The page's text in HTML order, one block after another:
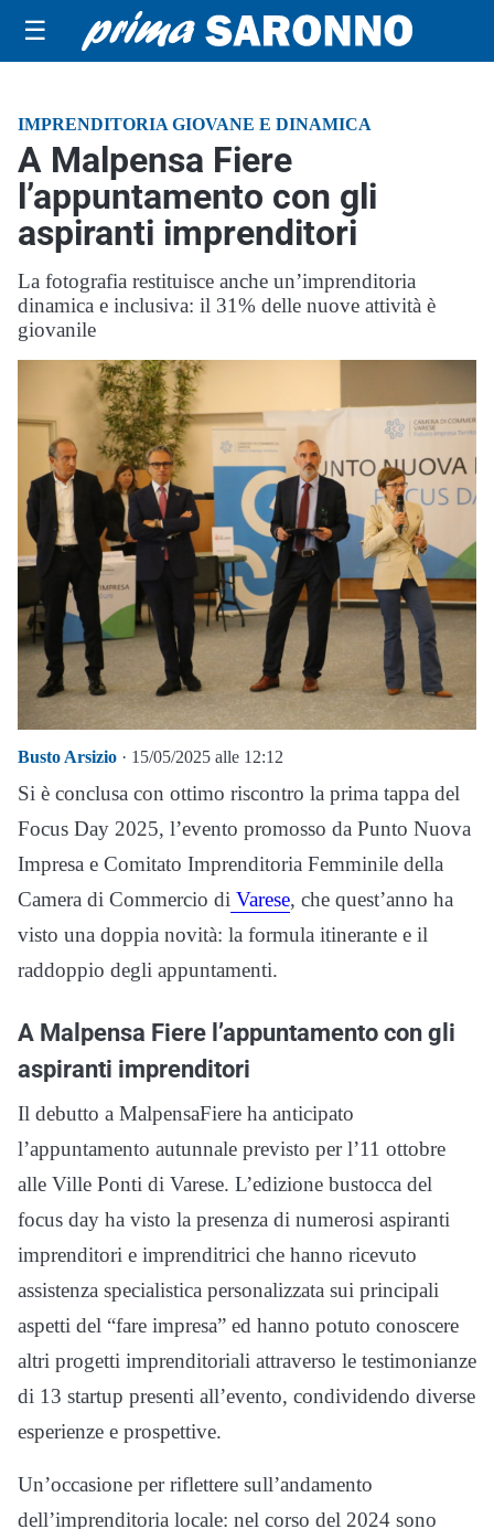
☰
IMPRENDITORIA GIOVANE E DINAMICA
A Malpensa Fiere
l’appuntamento con gli
aspiranti imprenditori
La fotografia restituisce anche un’imprenditoria
dinamica e inclusiva: il 31% delle nuove attività è
giovanile
Busto Arsizio · 15/05/2025 alle 12:12
Si è conclusa con ottimo riscontro la prima tappa del
Focus Day 2025, l’evento promosso da Punto Nuova
Impresa e Comitato Imprenditoria Femminile della
Camera di Commercio di Varese, che quest’anno ha
visto una doppia novità: la formula itinerante e il
raddoppio degli appuntamenti.
A Malpensa Fiere l’appuntamento con gli
aspiranti imprenditori
Il debutto a MalpensaFiere ha anticipato
l’appuntamento autunnale previsto per l’11 ottobre
alle Ville Ponti di Varese. L’edizione bustocca del
focus day ha visto la presenza di numerosi aspiranti
imprenditori e imprenditrici che hanno ricevuto
assistenza specialistica personalizzata sui principali
aspetti del “fare impresa” ed hanno potuto conoscere
altri progetti imprenditoriali attraverso le testimonianze
di 13 startup presenti all’evento, condividendo diverse
esperienze e prospettive.
Un’occasione per riflettere sull’andamento
dell’imprenditoria locale: nel corso del 2024 sono